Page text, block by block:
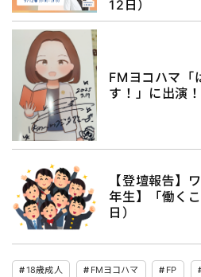
12日）
FMヨコハマ「
す！」に出演！
【登壇報告】
年生】「働く
日）
18歳成人 FMヨコハマ FP